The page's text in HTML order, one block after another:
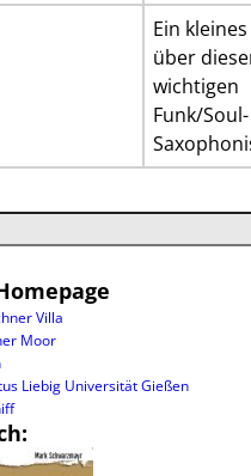
Ein
über
wichtigen
Funk/Soul-
Villa
Moor
Liebig Universität Gießen